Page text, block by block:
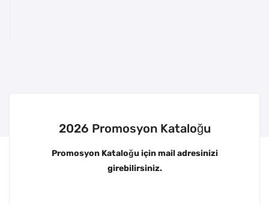
2026 Promosyon Kataloğu
Promosyon Kataloğu için mail adresinizi
girebilirsiniz.